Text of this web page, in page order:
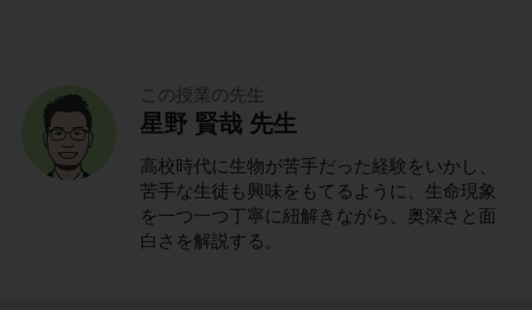
この授業の先生
星野 賢哉 先生
高校時代に生物が苦手だった経験をいかし、
苦手な生徒も興味をもてるように、生命現象
を一つ一つ丁寧に紐解きながら、奥深さと面
白さを解説する。